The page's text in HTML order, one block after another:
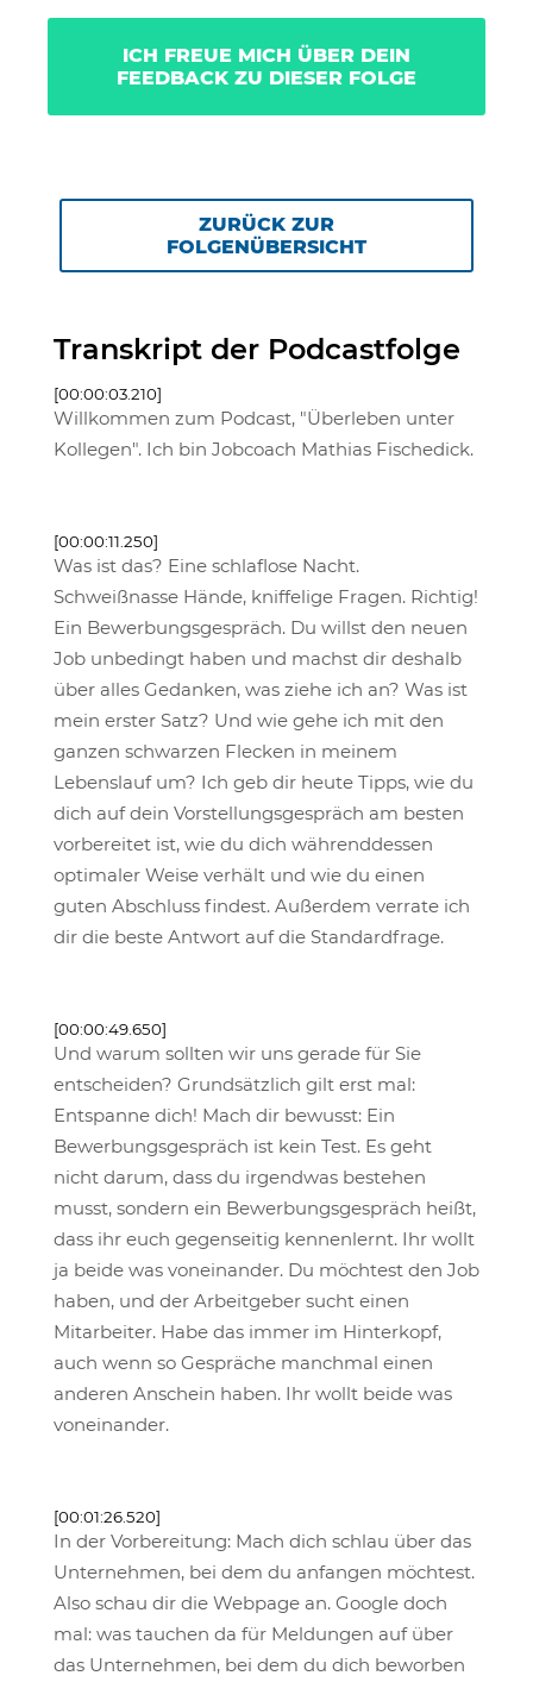
ICH FREUE MICH ÜBER DEIN
FEEDBACK ZU DIESER FOLGE
ZURÜCK ZUR
FOLGENÜBERSICHT
Transkript der Podcastfolge
[00:00:03.210]
Willkommen zum Podcast, "Überleben unter
Kollegen". Ich bin Jobcoach Mathias Fischedick.
[00:00:11.250]
Was ist das? Eine schlaflose Nacht.
Schweißnasse Hände, kniffelige Fragen. Richtig!
Ein Bewerbungsgespräch. Du willst den neuen
Job unbedingt haben und machst dir deshalb
über alles Gedanken, was ziehe ich an? Was ist
mein erster Satz? Und wie gehe ich mit den
ganzen schwarzen Flecken in meinem
Lebenslauf um? Ich geb dir heute Tipps, wie du
dich auf dein Vorstellungsgespräch am besten
vorbereitet ist, wie du dich währenddessen
optimaler Weise verhält und wie du einen
guten Abschluss findest. Außerdem verrate ich
dir die beste Antwort auf die Standardfrage.
[00:00:49.650]
Und warum sollten wir uns gerade für Sie
entscheiden? Grundsätzlich gilt erst mal:
Entspanne dich! Mach dir bewusst: Ein
Bewerbungsgespräch ist kein Test. Es geht
nicht darum, dass du irgendwas bestehen
musst, sondern ein Bewerbungsgespräch heißt,
dass ihr euch gegenseitig kennenlernt. Ihr wollt
ja beide was voneinander. Du möchtest den Job
haben, und der Arbeitgeber sucht einen
Mitarbeiter. Habe das immer im Hinterkopf,
auch wenn so Gespräche manchmal einen
anderen Anschein haben. Ihr wollt beide was
voneinander.
[00:01:26.520]
In der Vorbereitung: Mach dich schlau über das
Unternehmen, bei dem du anfangen möchtest.
Also schau dir die Webpage an. Google doch
mal: was tauchen da für Meldungen auf über
das Unternehmen, bei dem du dich beworben